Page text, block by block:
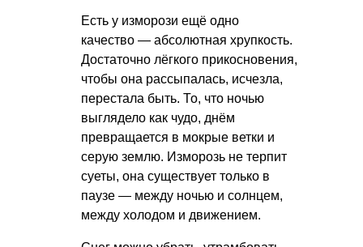
Есть у изморози ещё одно
качество — абсолютная хрупкость.
Достаточно лёгкого прикосновения,
чтобы она рассыпалась, исчезла,
перестала быть. То, что ночью
выглядело как чудо, днём
превращается в мокрые ветки и
серую землю. Изморозь не терпит
суеты, она существует только в
паузе — между ночью и солнцем,
между холодом и движением.